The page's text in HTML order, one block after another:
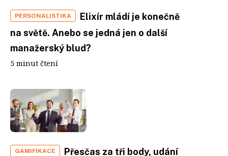
PERSONALISTIKA
Elixír mládí je konečně
na světě. Anebo se jedná jen o další
manažerský blud?
5 minut čtení
GAMIFIKACE
Přesčas za tři body, udání